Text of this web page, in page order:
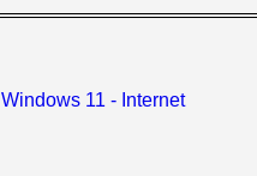
Windows 11 - Internet